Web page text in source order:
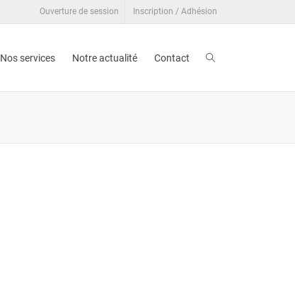
Ouverture de session Inscription / Adhésion
Nos services Notre actualité Contact